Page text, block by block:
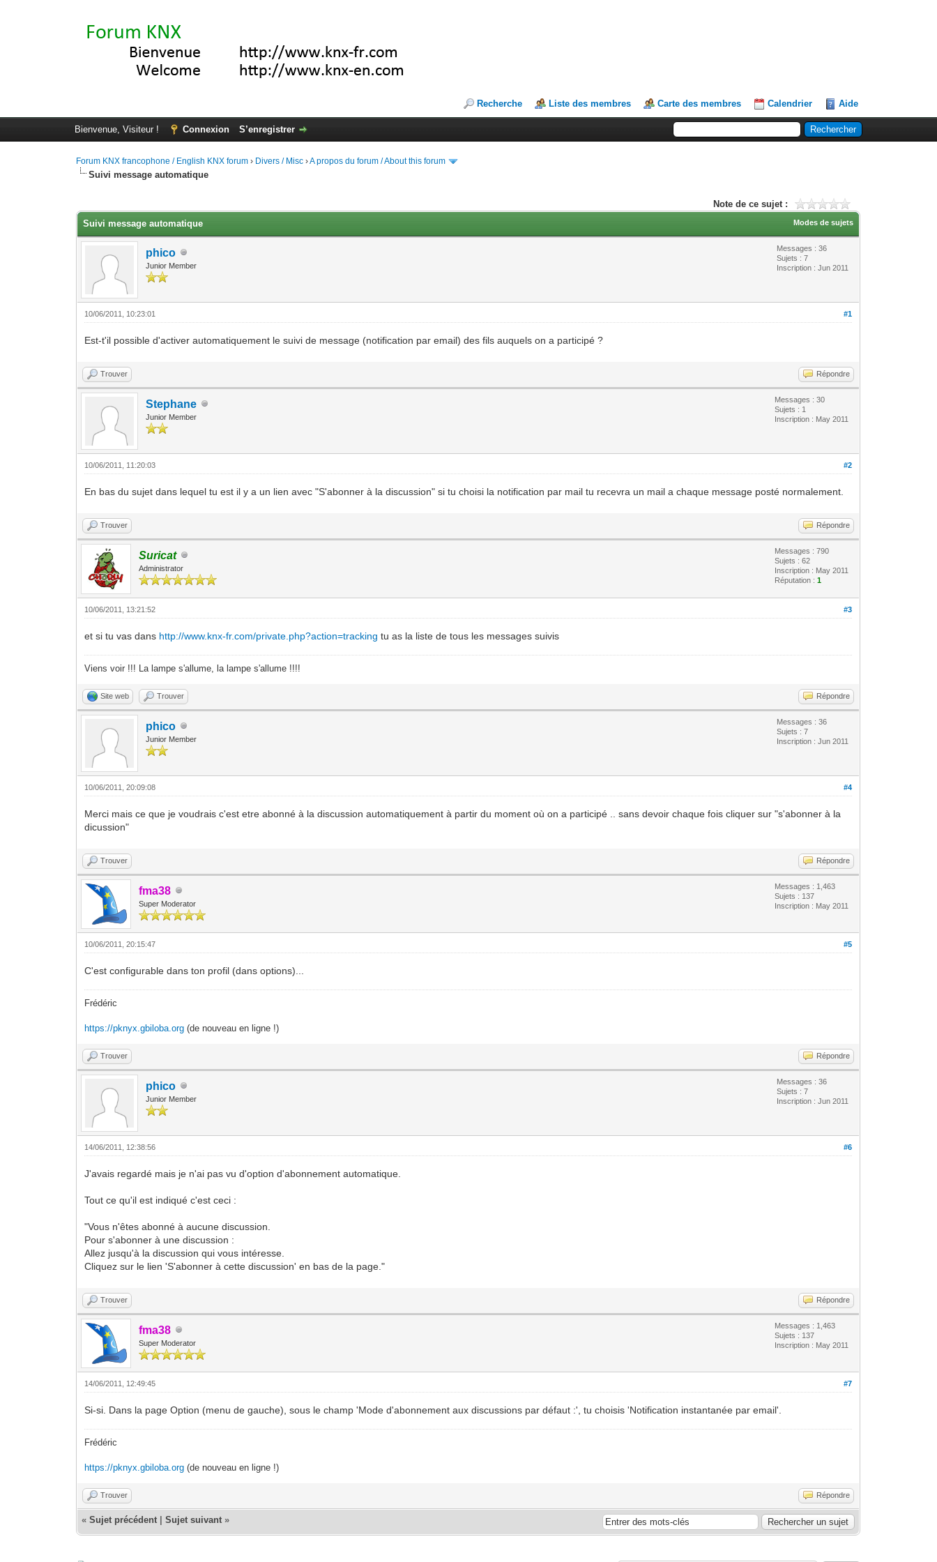
Recherche Liste des membres Carte des membres Calendrier Aide
Bienvenue, Visiteur ! Connexion S’enregistrer
Forum KNX francophone / English KNX forum › Divers / Misc ›A propos du forum / About this forum
Suivi message automatique
Note de ce sujet :
Modes de sujets
Suivi message automatique
phico
Junior Member
Messages : 36
Sujets : 7
Inscription : Jun 2011
#1
10/06/2011, 10:23:01
Est-t'il possible d'activer automatiquement le suivi de message (notification par email) des fils auquels on a participé ?
Trouver Répondre
Stephane
Junior Member
Messages : 30
Sujets : 1
Inscription : May 2011
#2
10/06/2011, 11:20:03
En bas du sujet dans lequel tu est il y a un lien avec "S'abonner à la discussion" si tu choisi la notification par mail tu recevra un mail a chaque message posté normalement.
Trouver Répondre
Suricat
Administrator
Messages : 790
Sujets : 62
Inscription : May 2011
Réputation :1
#3
10/06/2011, 13:21:52
et si tu vas dans http://www.knx-fr.com/private.php?action=tracking tu as la liste de tous les messages suivis
Viens voir !!! La lampe s'allume, la lampe s'allume !!!!
Site web Trouver Répondre
phico
Junior Member
Messages : 36
Sujets : 7
Inscription : Jun 2011
#4
10/06/2011, 20:09:08
Merci mais ce que je voudrais c'est etre abonné à la discussion automatiquement à partir du moment où on a participé .. sans devoir chaque fois cliquer sur "s'abonner à la
dicussion"
Trouver Répondre
fma38
Super Moderator
Messages : 1,463
Sujets : 137
Inscription : May 2011
#5
10/06/2011, 20:15:47
C'est configurable dans ton profil (dans options)...
Frédéric
https://pknyx.gbiloba.org (de nouveau en ligne !)
Trouver Répondre
phico
Junior Member
Messages : 36
Sujets : 7
Inscription : Jun 2011
#6
14/06/2011, 12:38:56
J'avais regardé mais je n'ai pas vu d'option d'abonnement automatique.
Tout ce qu'il est indiqué c'est ceci :
"Vous n'êtes abonné à aucune discussion.
Pour s'abonner à une discussion :
Allez jusqu'à la discussion qui vous intéresse.
Cliquez sur le lien 'S'abonner à cette discussion' en bas de la page."
Trouver Répondre
fma38
Super Moderator
Messages : 1,463
Sujets : 137
Inscription : May 2011
#7
14/06/2011, 12:49:45
Si-si. Dans la page Option (menu de gauche), sous le champ 'Mode d'abonnement aux discussions par défaut :', tu choisis 'Notification instantanée par email'.
Frédéric
https://pknyx.gbiloba.org (de nouveau en ligne !)
Trouver Répondre
«Sujet précédent |Sujet suivant »